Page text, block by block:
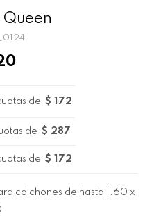
de $ 172
de $ 287
de $ 172
colchones de hasta 1.60 x